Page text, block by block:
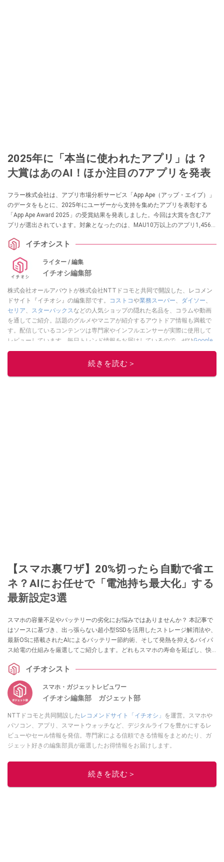
2025年に「本当に使われたアプリ」は？
大賞はあのAI！ほか注目の7アプリを発表
フラー株式会社は、アプリ市場分析サービス「App Ape（アップ・エイプ）」
のデータをもとに、2025年にユーザーから支持を集めたアプリを表彰する
「App Ape Award 2025」の受賞結果を発表しました。今回は大賞を含む7ア
プリが選出されています。対象となったのは、MAU10万以上のアプリ1,456
ィブ率、ストアレビュー評価などをスコア化し、定量的に分析・比較したう
やDX、地域密着型アプリなど、多彩な分野から注目のアプリが名を連ねてい
ます。
イチオシスト
ライター / 編集
イチオシ編集部
株式会社オールアバウトが株式会社NTTドコモと共同で開設した、レコメン
ドサイト『イチオシ』の編集部です。
コストコや業務スーパー、 ダイソー、
セリア、 スターバックスなどの人気ショップの隠れた名品を、コラムや動画
を通してご紹介。話題のグルメやマニアが紹介するアウトドア情報も満載で
す。配信しているコンテンツは専門家やインフルエンサーが実際に使用して
レビューしています。毎日トレンド情報をお届けしているので、ぜひGoogle
ニュースでフォローしてください！
このイチオシストの他の記事を読む
続きを読む＞
【スマホ裏ワザ】20%切ったら自動で省エ
ネ？AIにお任せで「電池持ち最大化」する
最新設定3選
スマホの容量不足やバッテリーの劣化にお悩みではありませんか？ 本記事で
はソースに基づき、出っ張らない超小型SSDを活用したストレージ解消法や、
最新OSに搭載されたAIによるバッテリー節約術、そして発熱を抑えるバイパ
ス給電の仕組みを厳選してご紹介します。どれもスマホの寿命を延ばし、快
イチオシスト
スマホ・ガジェットレビュワー
イチオシ編集部 ガジェット部
NTTドコモと共同開設した レコメンドサイト「イチオシ」 を運営。スマホや
パソコン、アプリ、スマートウォッチなど、デジタルライフを豊かにするレ
ビューやセール情報を発信。専門家による信頼できる情報をまとめたり、ガ
ジェット好きの編集部員が厳選したお得情報をお届けします。
このイチオシストの他の記事を読む
続きを読む＞